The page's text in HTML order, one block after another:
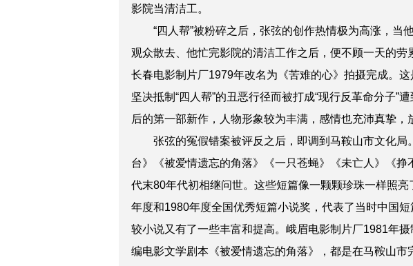
影院当清洁工。
“四人帮”被粉碎之后，张弦的创作热情极为高涨，当
观众散去、他忙完影院的清洁工作之后，便不顾一天的
长春电影制片厂1979年改名为《苦难的心》拍摄完成。
坚决抵制“四人帮”的丑恶行径而被打成“现行反革命分子
后的第一部新作，人物形象较为丰满，感情也充沛真挚，
张弦的冤假错案被评反之后，即调到马鞍山市文化局
台》《被爱情遗忘的角落》《一只苍蝇》《未亡人》《
代末80年代初相继问世。这些短篇像一颗颗珍珠一样照
年度和1980年度全国优秀短篇小说奖，代表了当时中国
较小说又有了一些丰富和提高。峨眉电影制片厂1981年
编电影文学剧本《被爱情遗忘的角落》，都是在马鞍山